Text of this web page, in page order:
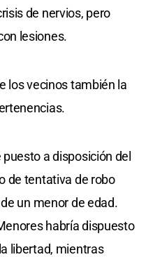
de nervios, pero
lesiones.
los vecinos también la
a disposición del
de tentativa de robo
un menor de edad.
habría dispuesto
libertad, mientras